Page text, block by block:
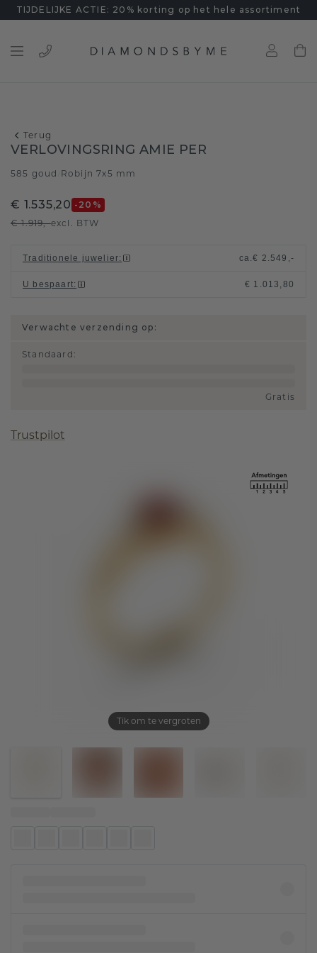
TIJDELIJKE ACTIE: 20% korting op het hele assortiment
Terug
Tik om te vergroten
VERLOVINGSRING AMIE PER
585 goud Robijn 7x5 mm
€ 1.535,20 -20 %
€ 1.919,-excl. BTW
Traditionele juwelier: ca.€ 2.549,-
U bespaart: € 1.013,80
Verwachte verzending op:
Standaard :
Gratis
Trustpilot